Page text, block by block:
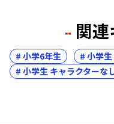
関
# 小学6年生 # 小学
# 小学生 キャラクターな